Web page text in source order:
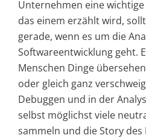
Unternehmen eine wichtige
das einem erzählt wird,
gerade, wenn es um die
Softwareentwicklung geht.
Menschen Dinge
oder gleich ganz
Debuggen und in der
selbst möglichst viele
sammeln und die Story des